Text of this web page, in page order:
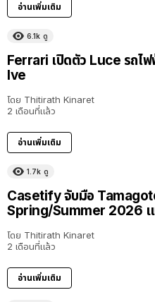
อ่านเพิ่มเติม
6.1k ดู
Ferrari เปิดตัว Luce รถไ
Ive
โดย Thitirath Kinaret
2 เดือนที่แล้ว
อ่านเพิ่มเติม
1.7k ดู
Casetify จับมือ
Spring/Summer 2026
โดย Thitirath Kinaret
2 เดือนที่แล้ว
อ่านเพิ่มเติม